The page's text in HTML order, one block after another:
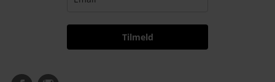
Tilmeld